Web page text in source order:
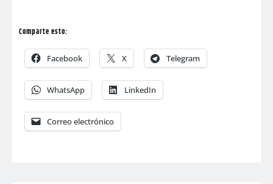
Comparte esto:
Facebook X Telegram
WhatsApp LinkedIn
Correo electrónico